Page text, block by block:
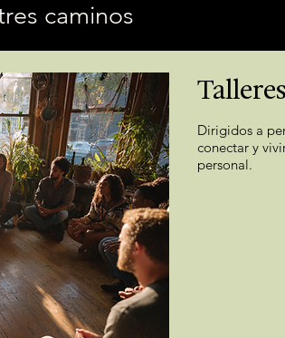
caminos
Dirigidos a
conectar y
personal.